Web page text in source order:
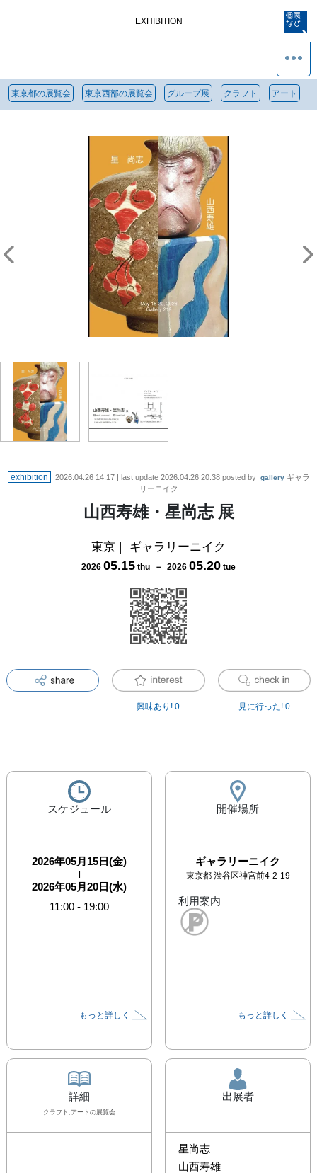
EXHIBITION
東京都の展覧会 東京西部の展覧会 グループ展 クラフト アート
exhibition 2026.04.26 14:17| last update 2026.04.26 20:38posted by gallery ギャラ
リーニイク
山西寿雄・星尚志 展
東京 | ギャラリーニイク
2026 05.15 thu － 2026 05.20 tue
興味あり! 0 見に行った! 0
スケジュール
2026年05月15日(金)
|
2026年05月20日(水)
11:00 - 19:00
もっと詳しく
開催場所
ギャラリーニイク
東京都 渋谷区神宮前4-2-19
利用案内
もっと詳しく
詳細
クラフト,アート の展覧会
出展者
星尚志
山西寿雄